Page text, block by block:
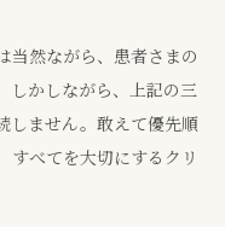
当然ながら、患者さまの
しかしながら、上記の三
しません。敢えて優先順
すべてを大切にするクリ